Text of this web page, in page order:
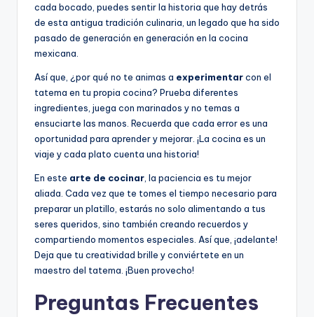
cada bocado, puedes sentir la historia que hay detrás
de esta antigua tradición culinaria, un legado que ha sido
pasado de generación en generación en la cocina
mexicana.
Así que, ¿por qué no te animas a experimentarcon el
tatema en tu propia cocina? Prueba diferentes
ingredientes, juega con marinados y no temas a
ensuciarte las manos. Recuerda que cada error es una
oportunidad para aprender y mejorar. ¡La cocina es un
viaje y cada plato cuenta una historia!
En este arte de cocinar , la paciencia es tu mejor
aliada. Cada vez que te tomes el tiempo necesario para
preparar un platillo, estarás no solo alimentando a tus
seres queridos, sino también creando recuerdos y
compartiendo momentos especiales. Así que, ¡adelante!
Deja que tu creatividad brille y conviértete en un
maestro del tatema. ¡Buen provecho!
Preguntas Frecuentes